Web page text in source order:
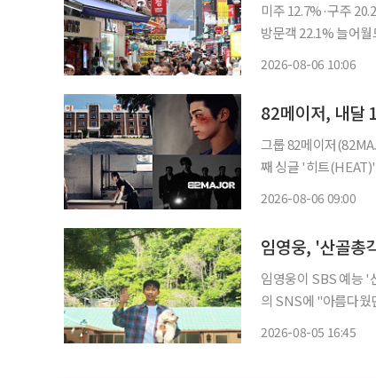
미주 12.7%·구주
방문객 22.1% 늘어월드
2026-08-06 10:06
82메이저, 내달
그룹 82메이저(82MAJOR)가 9월 컴
째 싱글 '히트(HEAT)'
2026-08-06 09:00
임영웅, '산골총
임영웅이 SBS 예능 '산골
의 SNS에 "아름다웠던
2026-08-05 16:45